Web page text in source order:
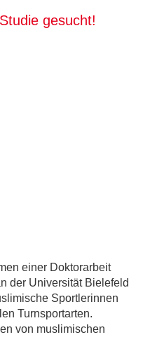
gesucht!
einer Doktorarbeit
der Universität Bielefeld
Sportlerinnen
Turnsportarten.
von muslimischen